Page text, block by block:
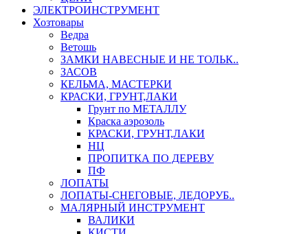
ЭЛЕКТРОИНСТРУМЕНТ
Хозтовары
Ведра
Ветошь
ЗАМКИ НАВЕСНЫЕ И НЕ ТОЛЬК..
ЗАСОВ
КЕЛЬМА, МАСТЕРКИ
КРАСКИ, ГРУНТ,ЛАКИ
Грунт по МЕТАЛЛУ
Краска аэрозоль
КРАСКИ, ГРУНТ,ЛАКИ
НЦ
ПРОПИТКА ПО ДЕРЕВУ
ПФ
ЛОПАТЫ
ЛОПАТЫ-СНЕГОВЫЕ, ЛЕДОРУБ..
МАЛЯРНЫЙ ИНСТРУМЕНТ
ВАЛИКИ